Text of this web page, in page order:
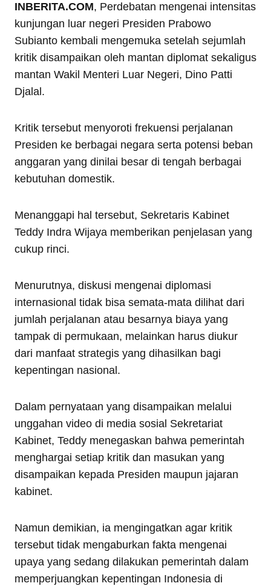
INBERITA.COM, Perdebatan mengenai intensitas
kunjungan luar negeri Presiden Prabowo
Subianto kembali mengemuka setelah sejumlah
kritik disampaikan oleh mantan diplomat sekaligus
mantan Wakil Menteri Luar Negeri, Dino Patti
Djalal.
Kritik tersebut menyoroti frekuensi perjalanan
Presiden ke berbagai negara serta potensi beban
anggaran yang dinilai besar di tengah berbagai
kebutuhan domestik.
Menanggapi hal tersebut, Sekretaris Kabinet
Teddy Indra Wijaya memberikan penjelasan yang
cukup rinci.
Menurutnya, diskusi mengenai diplomasi
internasional tidak bisa semata-mata dilihat dari
jumlah perjalanan atau besarnya biaya yang
tampak di permukaan, melainkan harus diukur
dari manfaat strategis yang dihasilkan bagi
kepentingan nasional.
Dalam pernyataan yang disampaikan melalui
unggahan video di media sosial Sekretariat
Kabinet, Teddy menegaskan bahwa pemerintah
menghargai setiap kritik dan masukan yang
disampaikan kepada Presiden maupun jajaran
kabinet.
Namun demikian, ia mengingatkan agar kritik
tersebut tidak mengaburkan fakta mengenai
upaya yang sedang dilakukan pemerintah dalam
memperjuangkan kepentingan Indonesia di